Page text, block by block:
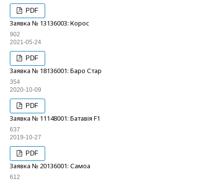
PDF
Заявка № 13136003: Корос
902
2021-05-24
PDF
Заявка № 18136001: Баро Стар
354
2020-10-09
PDF
Заявка № 11148001: Батавія F1
637
2019-10-27
PDF
Заявка № 20136001: Самоа
612